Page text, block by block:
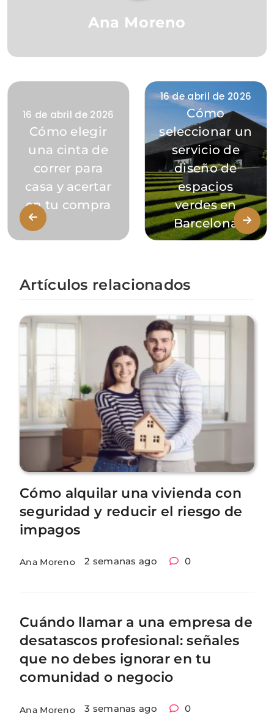
Ana Moreno
16 de abril de 2026
Cómo elegir
una cinta de
correr para
casa y acertar
en tu compra
16 de abril de 2026
Cómo
seleccionar un
servicio de
diseño de
espacios
verdes en
Barcelona
Artículos relacionados
Cómo alquilar una vivienda con
seguridad y reducir el riesgo de
impagos
Ana Moreno 2 semanas ago 0
Cuándo llamar a una empresa de
desatascos profesional: señales
que no debes ignorar en tu
comunidad o negocio
Ana Moreno 3 semanas ago 0